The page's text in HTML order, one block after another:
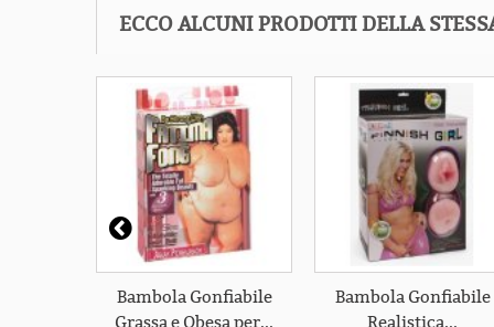
ECCO ALCUNI PRODOTTI DELLA
Bambola Gonfiabile
Grassa e Obesa per...
Bambola Gonfiabile
Realistica...